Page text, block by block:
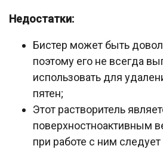
Недостатки:
Бистер может быть
поэтому его не всегда
использовать для
пятен;
Этот растворитель
поверхностноактивным
при работе с ним